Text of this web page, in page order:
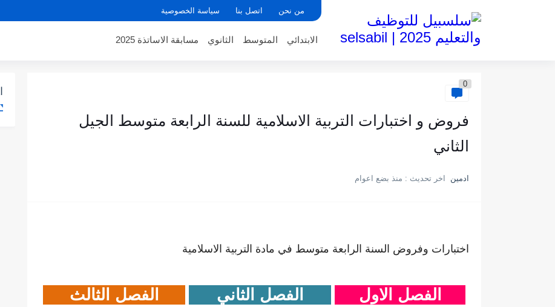
من نحن اتصل بنا سياسة الخصوصية
الابتدائي المتوسط الثانوي مسابقة الاساتذة 2025
0
فروض و اختبارات التربية الاسلامية للسنة الرابعة متوسط الجيل
الثاني
ادمين اخر تحديث : منذ بضع اعوام
اختبارات وفروض السنة الرابعة متوسط في مادة التربية الاسلامية
الفصل الاول الفصل الثاني الفصل الثالث